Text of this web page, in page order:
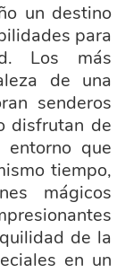
un destino
para
Los más
de una
senderos
disfrutan de
que
tiempo,
mágicos
de la
en un